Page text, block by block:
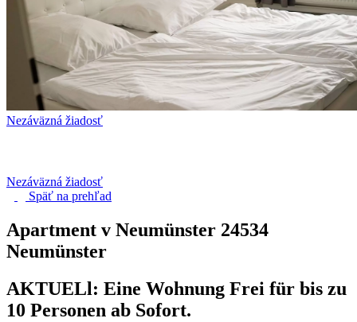
Nezáväzná žiadosť
Nezáväzná žiadosť
Späť na prehľad
Apartment v Neumünster 24534
Neumünster
AKTUELl: Eine Wohnung Frei für bis zu
10 Personen ab Sofort.